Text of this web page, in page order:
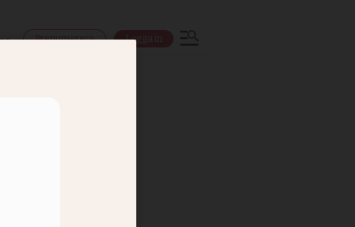
Prenumerera Logga in